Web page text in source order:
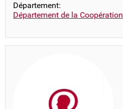
Département:
Département de la Coopération